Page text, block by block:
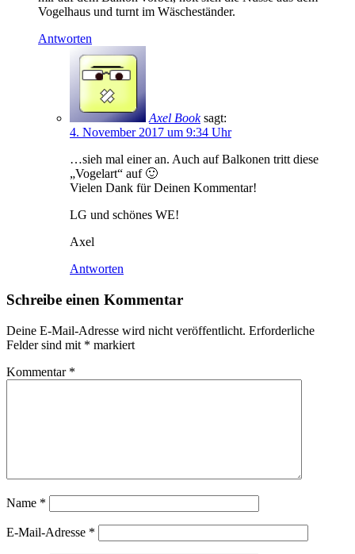
Vogelhaus und turnt im Wäscheständer.
Antworten
Axel Book sagt:
4. November 2017 um 9:34 Uhr
…sieh mal einer an. Auch auf Balkonen tritt diese
„Vogelart“ auf 🙂
Vielen Dank für Deinen Kommentar!
LG und schönes WE!
Axel
Antworten
Schreibe einen Kommentar
Deine E-Mail-Adresse wird nicht veröffentlicht. Erforderliche
Felder sind mit * markiert
Kommentar *
Name *
E-Mail-Adresse *